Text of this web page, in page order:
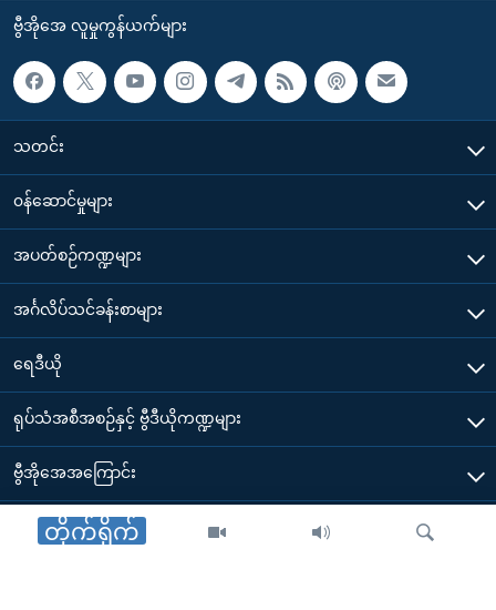
တိုက်ရိုက်
ဗွီအိုအေ လူမှုကွန်ယက်များ
သတင်း
၀န်ဆောင်မှုများ
အပတ်စဉ်ကဏ္ဍများ
အင်္ဂလိပ်သင်ခန်းစာများ
ရေဒီယို
ရုပ်သံအစီအစဉ်နှင့် ဗွီဒီယိုကဏ္ဍများ
ဗွီအိုအေအကြောင်း
ဗွီအိုအေ မိုဘိုင်းလ်အက်ပ်များ ဒေါင်းလုတ်ယူရန်